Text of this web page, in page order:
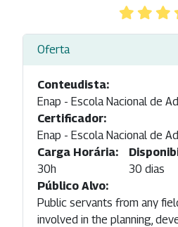
Oferta
Conteudista:
Enap - Escola Nacional de
Certificador:
Enap - Escola Nacional de
Carga Horária:
30h
30 dias
Público Alvo:
Public servants from any
involved in the planning,